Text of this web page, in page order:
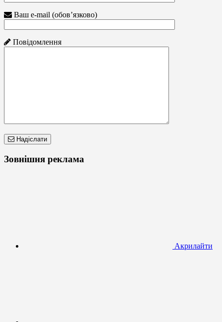
Ваш e-mail (обов’язково)
Повідомлення
Надіслати
Зовнішня реклама
Акрилайти